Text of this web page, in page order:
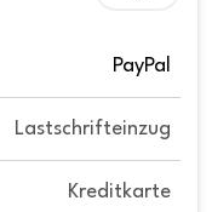
PayPal
Lastschrifteinzug
Kreditkarte